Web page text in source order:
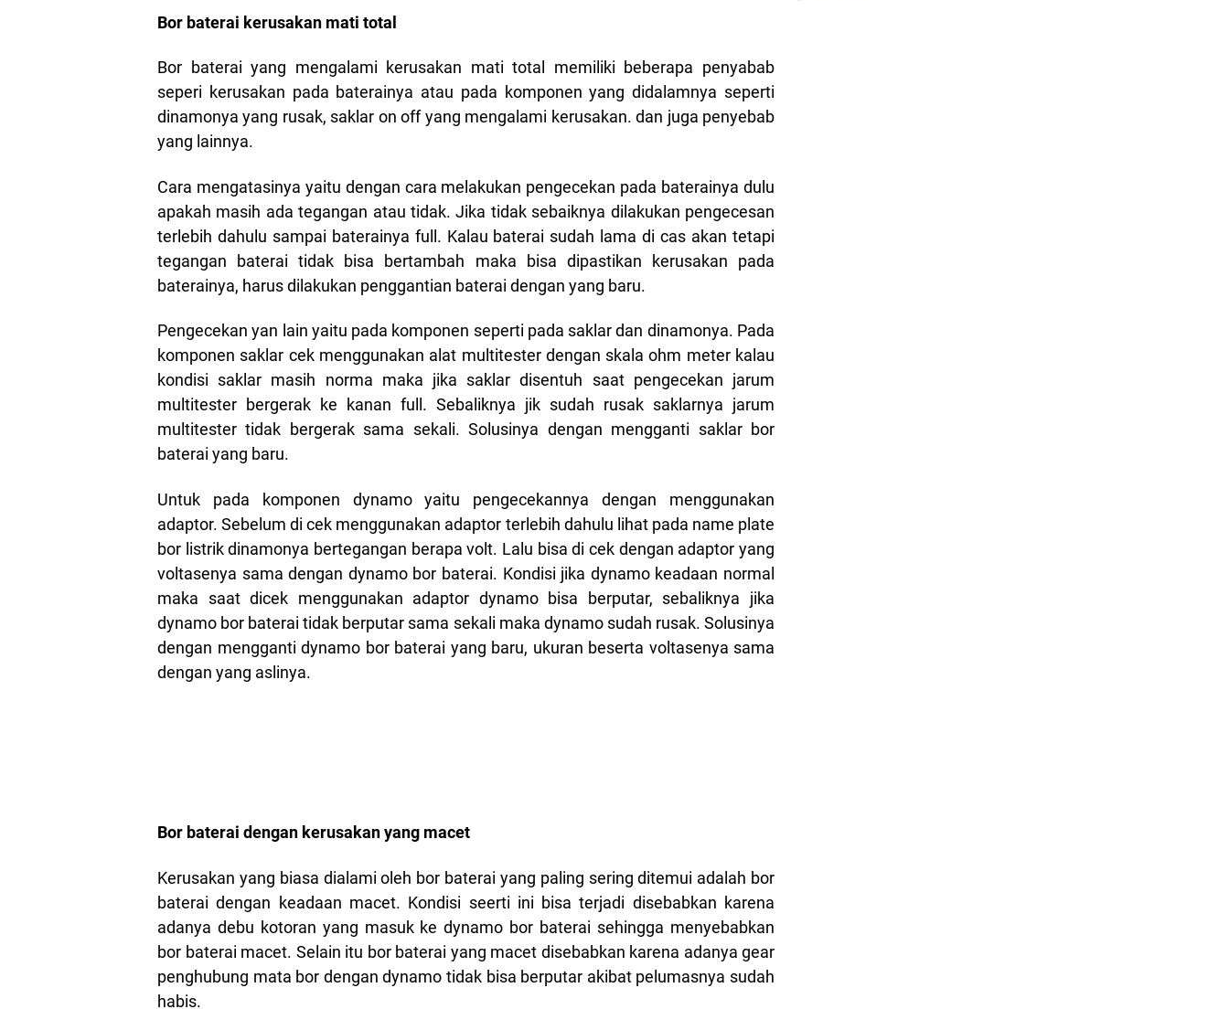
Bor baterai kerusakan mati total
Bor baterai yang mengalami kerusakan mati total memiliki beberapa penyabab
seperi kerusakan pada baterainya atau pada komponen yang didalamnya seperti
dinamonya yang rusak, saklar on off yang mengalami kerusakan. dan juga penyebab
yang lainnya.
Cara mengatasinya yaitu dengan cara melakukan pengecekan pada baterainya dulu
apakah masih ada tegangan atau tidak. Jika tidak sebaiknya dilakukan pengecesan
terlebih dahulu sampai baterainya full. Kalau baterai sudah lama di cas akan tetapi
tegangan baterai tidak bisa bertambah maka bisa dipastikan kerusakan pada
baterainya, harus dilakukan penggantian baterai dengan yang baru.
Pengecekan yan lain yaitu pada komponen seperti pada saklar dan dinamonya. Pada
komponen saklar cek menggunakan alat multitester dengan skala ohm meter kalau
kondisi saklar masih norma maka jika saklar disentuh saat pengecekan jarum
multitester bergerak ke kanan full. Sebaliknya jik sudah rusak saklarnya jarum
multitester tidak bergerak sama sekali. Solusinya dengan mengganti saklar bor
baterai yang baru.
Untuk pada komponen dynamo yaitu pengecekannya dengan menggunakan
adaptor. Sebelum di cek menggunakan adaptor terlebih dahulu lihat pada name plate
bor listrik dinamonya bertegangan berapa volt. Lalu bisa di cek dengan adaptor yang
voltasenya sama dengan dynamo bor baterai. Kondisi jika dynamo keadaan normal
maka saat dicek menggunakan adaptor dynamo bisa berputar, sebaliknya jika
dynamo bor baterai tidak berputar sama sekali maka dynamo sudah rusak. Solusinya
dengan mengganti dynamo bor baterai yang baru, ukuran beserta voltasenya sama
dengan yang aslinya.
Bor baterai dengan kerusakan yang macet
Kerusakan yang biasa dialami oleh bor baterai yang paling sering ditemui adalah bor
baterai dengan keadaan macet. Kondisi seerti ini bisa terjadi disebabkan karena
adanya debu kotoran yang masuk ke dynamo bor baterai sehingga menyebabkan
bor baterai macet. Selain itu bor baterai yang macet disebabkan karena adanya gear
penghubung mata bor dengan dynamo tidak bisa berputar akibat pelumasnya sudah
habis.